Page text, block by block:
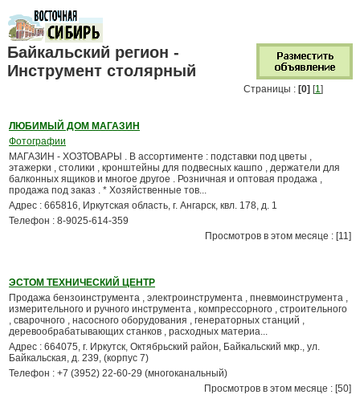
Байкальский регион -
Инструмент столярный
Страницы : [0] [1]
ЛЮБИМЫЙ ДОМ МАГАЗИН
Фотографии
МАГАЗИН - ХОЗТОВАРЫ . В ассортименте : подставки под цветы ,
этажерки , столики , кронштейны для подвесных кашпо , держатели для
балконных ящиков и многое другое . Розничная и оптовая продажа ,
продажа под заказ . * Хозяйственные тов...
Адрес : 665816, Иркутская область, г. Ангарск, квл. 178, д. 1
Телефон : 8-9025-614-359
Просмотров в этом месяце : [11]
ЭСТОМ ТЕХНИЧЕСКИЙ ЦЕНТР
Продажа бензоинструмента , электроинструмента , пневмоинструмента ,
измерительного и ручного инструмента , компрессорного , строительного
, сварочного , насосного оборудования , генераторных станций ,
деревообрабатывающих станков , расходных материа...
Адрес : 664075, г. Иркутск, Октябрьский район, Байкальский мкр., ул.
Байкальская, д. 239, (корпус 7)
Телефон : +7 (3952) 22-60-29 (многоканальный)
Просмотров в этом месяце : [50]